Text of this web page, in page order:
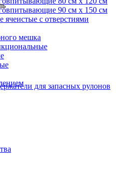
90 см х 150 см
ячеистые с отверстиями
мешка
для запасных рулонов